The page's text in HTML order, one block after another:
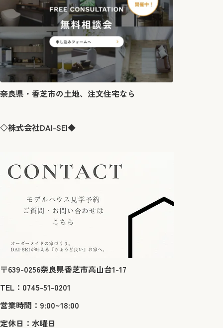
奈良県・香芝市の土地、注文住宅なら
◇株式会社DAI-SEI◆
〒639-0256奈良県香芝市高山台1-17
TEL：0745-51-0201
営業時間：9:00~18:00
定休日：水曜日